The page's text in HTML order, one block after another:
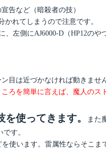
告など（暗殺者の技）
かれてしまうので注意です。
左側にAJ6000-D（HP12の
目は近づかなければ動きませ
ろを簡単に言えば、魔人のス
使ってきます。
また
す。
使います。雷属性ならそこ